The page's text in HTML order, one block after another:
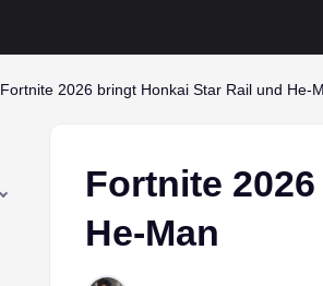
Fortnite 2026 bringt Honkai Star Rail und He-
Fortnite
He-Man